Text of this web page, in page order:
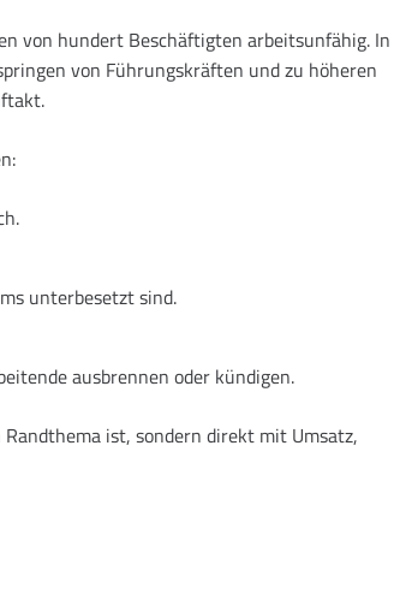
von hundert Beschäftigten arbeitsunfähig. In
von Führungskräften und zu höheren
unterbesetzt sind.
ausbrennen oder kündigen.
ist, sondern direkt mit Umsatz,